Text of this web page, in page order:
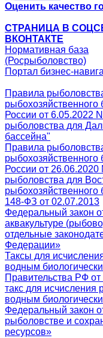
Оценить качество
СТРАНИЦА В
ВКОНТАКТЕ
Нормативная база
(Росрыболовство)
Портал бизнес-
Правила
рыбохозяйственного
России от 6.05.2022
рыболовства для
бассейна"
Правила
рыбохозяйственного
России от
рыболовства для
рыбохозяйственного
148-ФЗ от 02.07.2013
Федеральный закон
аквакультуре
отдельные
Федерации»
Таксы для
водным
Правительства РФ
такс для исчисления
водным
Федеральный закон
рыболовстве и
ресурсов»